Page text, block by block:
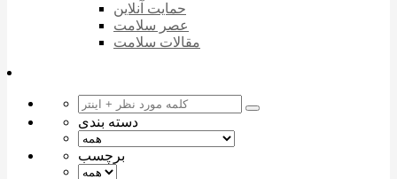
حمایت آنلاین
عصر سلامت
مقالات سلامت
دسته بندی
برچسب